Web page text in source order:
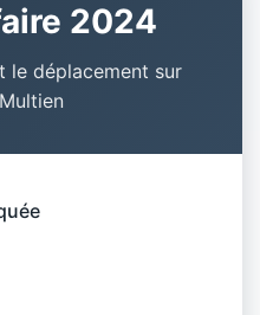
2024
le déplacement sur